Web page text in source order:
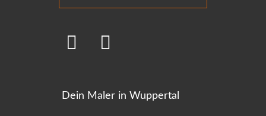
Dein Maler in Wuppertal